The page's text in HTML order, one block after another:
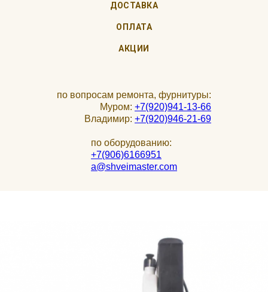
ДОСТАВКА
ОПЛАТА
АКЦИИ
по вопросам ремонта, фурнитуры:
Муром: +7(920)941-13-66
Владимир: +7(920)946-21-69
по оборудованию:
+7(906)6166951
a@shveimaster.com